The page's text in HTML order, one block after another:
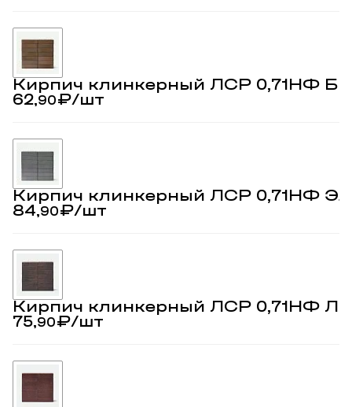
Кирпич клинкерный ЛСР 0,71НФ
62,90₽/шт
Кирпич клинкерный ЛСР 0,71НФ
84,90₽/шт
Кирпич клинкерный ЛСР 0,71НФ
75,90₽/шт